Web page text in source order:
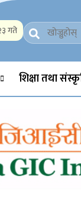
Science,
गते
शिक्षा तथा